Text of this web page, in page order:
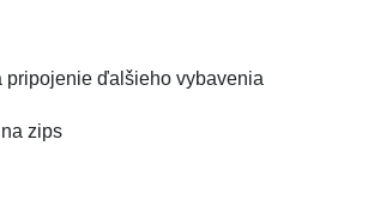
pripojenie ďalšieho vybavenia
zips